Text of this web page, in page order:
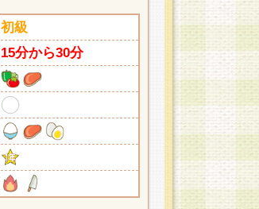
初級
15分から30分